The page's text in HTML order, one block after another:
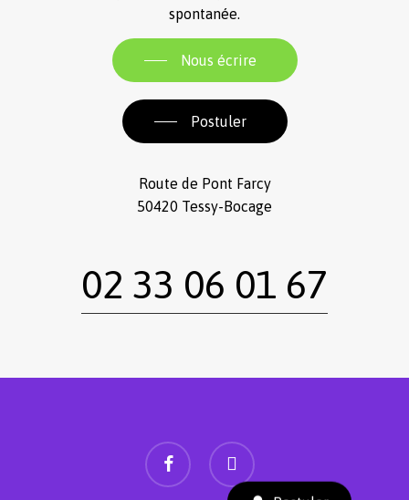
0,00
spontanée.
Nous écrire
Postuler
Route de Pont Farcy
50420 Tessy-Bocage
02 33 06 01 67
facebook instagram